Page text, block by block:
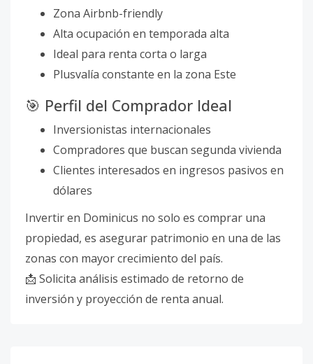
Zona Airbnb-friendly
Alta ocupación en temporada alta
Ideal para renta corta o larga
Plusvalía constante en la zona Este
🎯 Perfil del Comprador Ideal
Inversionistas internacionales
Compradores que buscan segunda vivienda
Clientes interesados en ingresos pasivos en
dólares
Invertir en Dominicus no solo es comprar una
propiedad, es asegurar patrimonio en una de las
zonas con mayor crecimiento del país.
📩 Solicita análisis estimado de retorno de
inversión y proyección de renta anual.